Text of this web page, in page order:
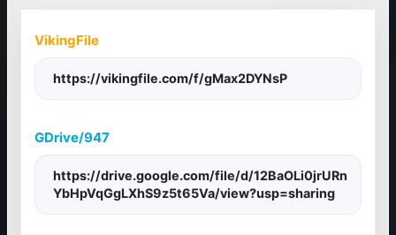
VikingFile
https://vikingfile.com/f/gMax2DYNsP
GDrive/947
https://drive.google.com/file/d/12BaOLi0jrURn
YbHpVqGgLXhS9z5t65Va/view?usp=sharing